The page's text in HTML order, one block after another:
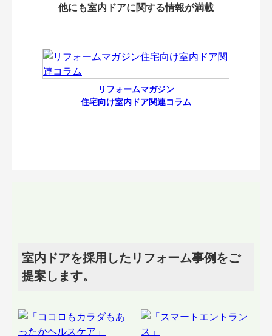
他にも室内ドアに関する情報が満載
リフォームマガジン
住宅向け室内ドア関連コラム
室内ドアを採用したリフォーム事例をご
提案します。